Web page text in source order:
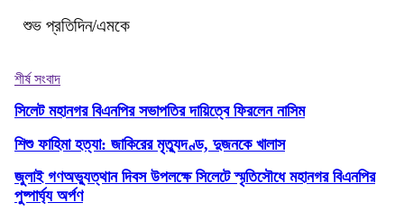
শুভ প্রতিদিন/এমকে
শীর্ষ সংবাদ
সিলেট মহানগর বিএনপির সভাপতির দায়িত্বে ফিরলেন নাসিম
শিশু ফাহিমা হত্যা: জাকিরের মৃত্যুদণ্ড, দুজনকে খালাস
জুলাই গণঅভ্যুত্থান দিবস উপলক্ষে সিলেটে স্মৃতিসৌধে মহানগর বিএনপির
পুষ্পার্ঘ্য অর্পণ